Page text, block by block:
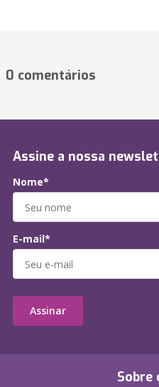
0 comentários
Sobre
Assine a nossa
Nome*
E-mail*
Assinar